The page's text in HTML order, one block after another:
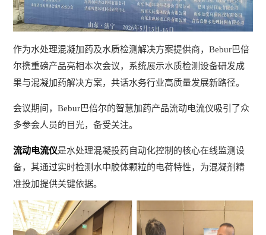
作为水处理混凝加药及水质检测解决方案提供商，Bebur巴倍
尔携重磅产品亮相本次会议，系统展示水质检测设备研发成
果与混凝加药解决方案，共话水务行业高质量发展新路径。
会议期间，Bebur巴倍尔的智慧加药产品流动电流仪吸引了众
多参会人员的目光，备受关注。
流动电流仪是水处理混凝投药自动化控制的核心在线监测设
备，其通过实时检测水中胶体颗粒的电荷特性，为混凝剂精
准投加提供关键依据。